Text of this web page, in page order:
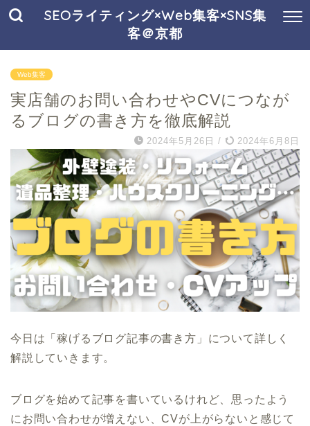
SEOライティング×Web集客×SNS集
客＠京都
Web集客
実店舗のお問い合わせやCVにつなが
るブログの書き方を徹底解説
2024年5月26日 / 2024年6月8日
今日は「稼げるブログ記事の書き方」について詳しく
解説していきます。
ブログを始めて記事を書いているけれど、思ったよう
にお問い合わせが増えない、CVが上がらないと感じて